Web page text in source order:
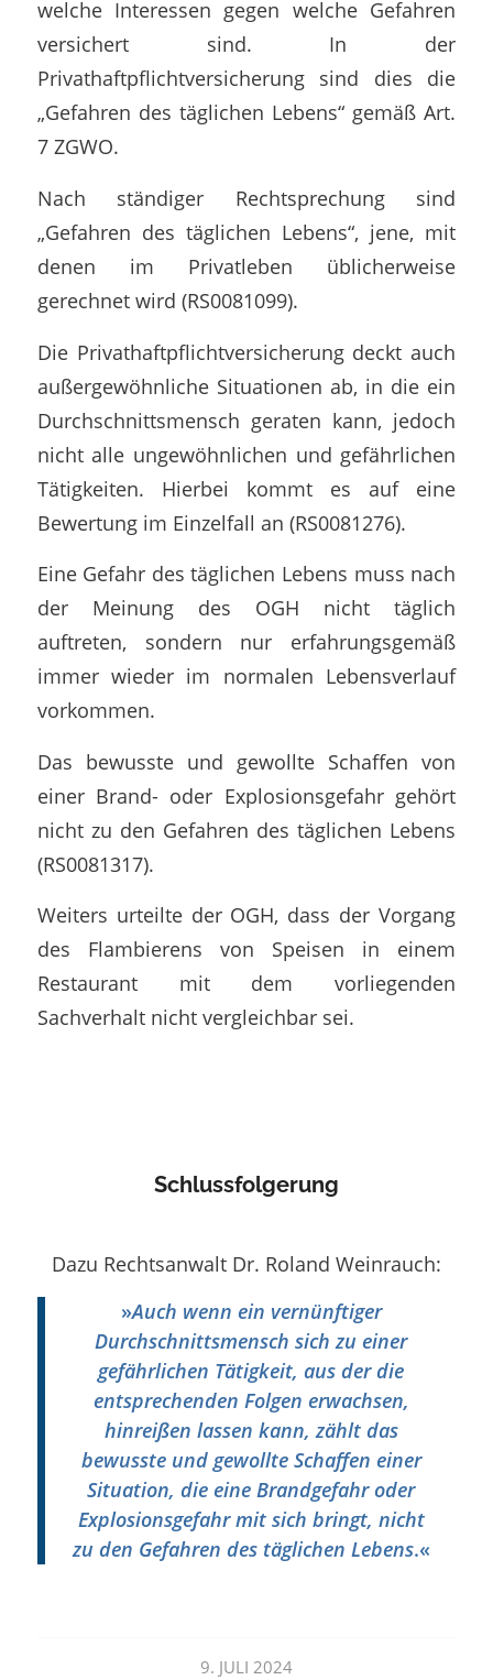
welche Interessen gegen welche Gefahren
versichert sind. In der
Privathaftpflichtversicherung sind dies die
„Gefahren des täglichen Lebens“ gemäß Art.
7 ZGWO.
Nach ständiger Rechtsprechung sind
„Gefahren des täglichen Lebens“, jene, mit
denen im Privatleben üblicherweise
gerechnet wird (RS0081099).
Die Privathaftpflichtversicherung deckt auch
außergewöhnliche Situationen ab, in die ein
Durchschnittsmensch geraten kann, jedoch
nicht alle ungewöhnlichen und gefährlichen
Tätigkeiten. Hierbei kommt es auf eine
Bewertung im Einzelfall an (RS0081276).
Eine Gefahr des täglichen Lebens muss nach
der Meinung des OGH nicht täglich
auftreten, sondern nur erfahrungsgemäß
immer wieder im normalen Lebensverlauf
vorkommen.
Das bewusste und gewollte Schaffen von
einer Brand- oder Explosionsgefahr gehört
nicht zu den Gefahren des täglichen Lebens
(RS0081317).
Weiters urteilte der OGH, dass der Vorgang
des Flambierens von Speisen in einem
Restaurant mit dem vorliegenden
Sachverhalt nicht vergleichbar sei.
Schlussfolgerung
Dazu Rechtsanwalt Dr. Roland Weinrauch:
»Auch wenn ein vernünftiger
Durchschnittsmensch sich zu einer
gefährlichen Tätigkeit, aus der die
entsprechenden Folgen erwachsen,
hinreißen lassen kann, zählt das
bewusste und gewollte Schaffen einer
Situation, die eine Brandgefahr oder
Explosionsgefahr mit sich bringt, nicht
zu den Gefahren des täglichen Lebens.«
9. JULI 2024